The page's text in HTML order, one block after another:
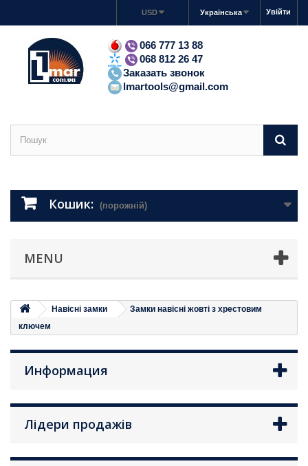
Увійти
Українська
USD
066 777 13 88
068 812 26 47
Заказать звонок
lmartools@gmail.com
Кошик: (порожній)
MENU
Навісні замки
Замки навісні жовті з хрестовим
ключем
Информация
Лідери продажів